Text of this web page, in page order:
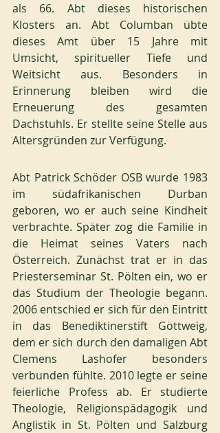
als 66. Abt dieses historischen
Klosters an. Abt Columban übte
dieses Amt über 15 Jahre mit
Umsicht, spiritueller Tiefe und
Weitsicht aus. Besonders in
Erinnerung bleiben wird die
Erneuerung des gesamten
Dachstuhls. Er stellte seine Stelle aus
Altersgründen zur Verfügung.
Abt Patrick Schöder OSB wurde 1983
im südafrikanischen Durban
geboren, wo er auch seine Kindheit
verbrachte. Später zog die Familie in
die Heimat seines Vaters nach
Österreich. Zunächst trat er in das
Priesterseminar St. Pölten ein, wo er
das Studium der Theologie begann.
2006 entschied er sich für den Eintritt
in das Benediktinerstift Göttweig,
dem er sich durch den damaligen Abt
Clemens Lashofer besonders
verbunden fühlte. 2010 legte er seine
feierliche Profess ab. Er studierte
Theologie, Religionspädagogik und
Anglistik in St. Pölten und Salzburg